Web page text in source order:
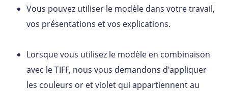
Vous pouvez utiliser le modèle dans votre travail,
vos présentations et vos explications.
Lorsque vous utilisez le modèle en combinaison
avec le TIFF, nous vous demandons d'appliquer
les couleurs or et violet qui appartiennent au